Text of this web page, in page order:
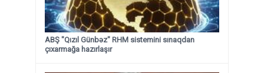
ABŞ "Qızıl Günbəz" RHM sistemini sınaqdan
çıxarmağa hazırlaşır